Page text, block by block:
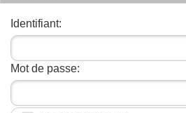
Identifiant:
Mot de passe: